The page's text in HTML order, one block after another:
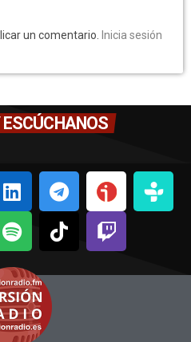
un comentario.
Inicia sesión